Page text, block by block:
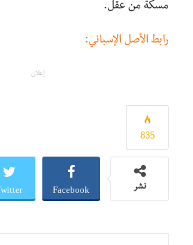
مسكة من عقل.
رابط الأصل الإسباني:
إعلان
835
نشر Facebook